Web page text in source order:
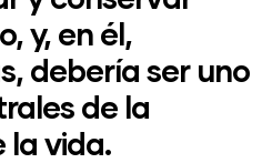
y, en él,
debería ser uno
de la
la vida.